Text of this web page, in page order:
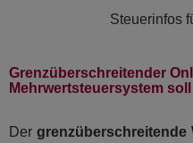
Steuerinfos
Grenzüberschreitender
Mehrwertsteuersystem
Dergrenzüberschreitende